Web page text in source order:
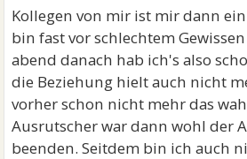
Kollegen von mir ist mir dann ein
bin fast vor schlechtem
abend danach hab ich's also
die Beziehung hielt auch nicht
vorher schon nicht mehr das
Ausrutscher war dann wohl der
beenden. Seitdem bin ich auch